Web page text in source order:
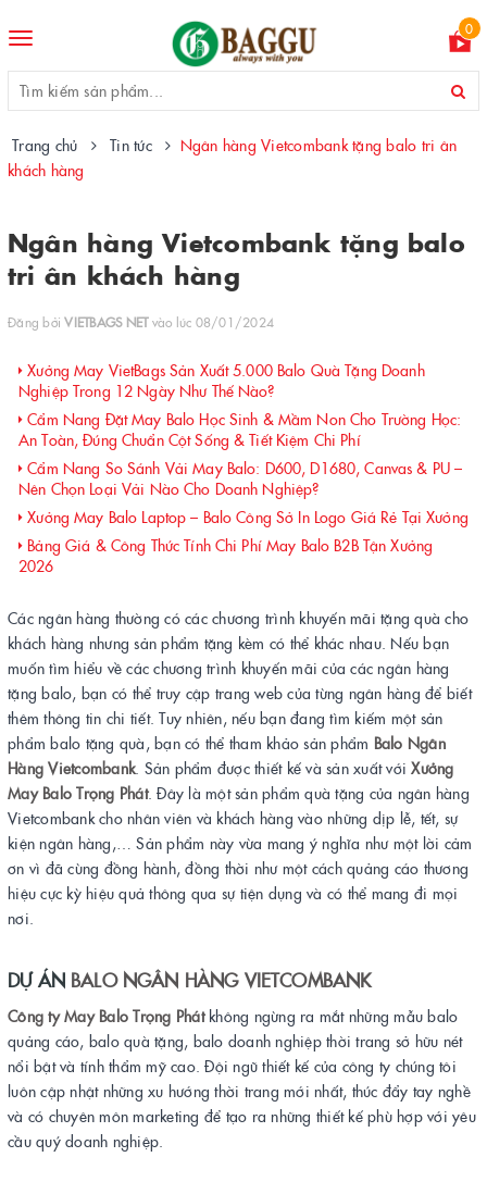
Toggle
0
Trang chủ Tin tức
Ngân hàng Vietcombank tặng balo tri ân
khách hàng
Ngân hàng Vietcombank tặng balo
tri ân khách hàng
Đăng bởiVIETBAGS NETvào lúc 08/01/2024
Xưởng May VietBags Sản Xuất 5.000 Balo Quà Tặng Doanh
Nghiệp Trong 12 Ngày Như Thế Nào?
Cẩm Nang Đặt May Balo Học Sinh & Mầm Non Cho Trường Học:
An Toàn, Đúng Chuẩn Cột Sống & Tiết Kiệm Chi Phí
Cẩm Nang So Sánh Vải May Balo: D600, D1680, Canvas & PU –
Nên Chọn Loại Vải Nào Cho Doanh Nghiệp?
Xưởng May Balo Laptop – Balo Công Sở In Logo Giá Rẻ Tại Xưởng
Bảng Giá & Công Thức Tính Chi Phí May Balo B2B Tận Xưởng
2026
Các ngân hàng thường có các chương trình khuyến mãi tặng quà cho
khách hàng nhưng sản phẩm tặng kèm có thể khác nhau. Nếu bạn
muốn tìm hiểu về các chương trình khuyến mãi của các ngân hàng
tặng balo, bạn có thể truy cập trang web của từng ngân hàng để biết
thêm thông tin chi tiết. Tuy nhiên, nếu bạn đang tìm kiếm một sản
phẩm balo tặng quà, bạn có thể tham khảo sản phẩm Balo Ngân
Hàng Vietcombank. Sản phẩm được thiết kế và sản xuất vớiXưởng
May Balo Trọng Phát. Đây là một sản phẩm quà tặng của ngân hàng
Vietcombank cho nhân viên và khách hàng vào những dịp lễ, tết, sự
kiện ngân hàng,… Sản phẩm này vừa mang ý nghĩa như một lời cảm
ơn vì đã cùng đồng hành, đồng thời như một cách quảng cáo thương
hiệu cực kỳ hiệu quả thông qua sự tiện dụng và có thể mang đi mọi
nơi.
DỰ ÁN BALO NGÂN HÀNG VIETCOMBANK
Công ty May Balo Trọng Phátkhông ngừng ra mắt những mẫu balo
quảng cáo, balo quà tặng, balo doanh nghiệp thời trang sở hữu nét
nổi bật và tính thẩm mỹ cao. Đội ngũ thiết kế của công ty chúng tôi
luôn cập nhật những xu hướng thời trang mới nhất, thúc đẩy tay nghề
và có chuyên môn marketing để tạo ra những thiết kế phù hợp với yêu
cầu quý doanh nghiệp.